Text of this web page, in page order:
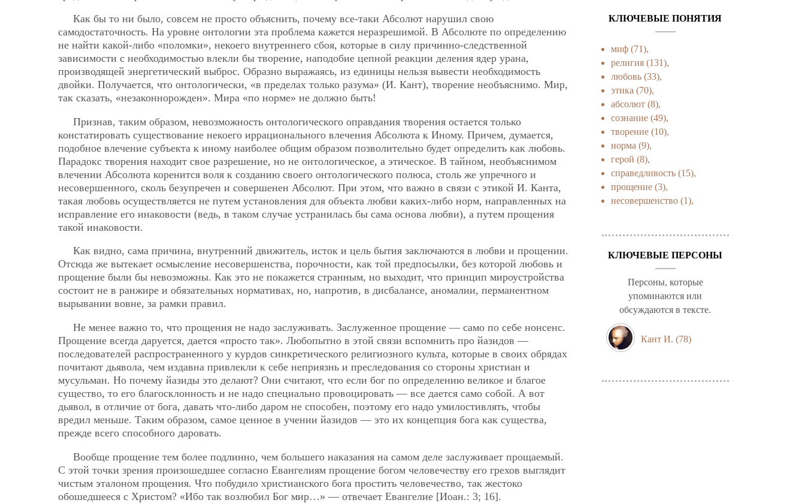
Как бы то ни было, совсем не просто объяснить, почему все-таки Абсолют нарушил свою
самодостаточность. На уровне онтологии эта проблема кажется неразрешимой. В Абсолюте по определению
не найти какой-либо «поломки», некоего внутреннего сбоя, которые в силу причинно-следственной
зависимости с необходимостью влекли бы творение, наподобие цепной реакции деления ядер урана,
производящей энергетический выброс. Образно выражаясь, из единицы нельзя вывести необходимость
двойки. Получается, что онтологически, «в пределах только разума» (И. Кант), творение необъяснимо. Мир,
так сказать, «незаконнорожден». Мира «по норме» не должно быть!
Признав, таким образом, невозможность онтологического оправдания творения остается только
констатировать существование некоего иррационального влечения Абсолюта к Иному. Причем, думается,
подобное влечение субъекта к иному наиболее общим образом позволительно будет определить как любовь.
Парадокс творения находит свое разрешение, но не онтологическое, а этическое. В тайном, необъяснимом
влечении Абсолюта коренится воля к созданию своего онтологического полюса, столь же упречного и
несовершенного, сколь безупречен и совершенен Абсолют. При этом, что важно в связи с этикой И. Канта,
такая любовь осуществляется не путем установления для объекта любви каких-либо норм, направленных на
исправление его инаковости (ведь, в таком случае устранилась бы сама основа любви), а путем прощения
такой инаковости.
Как видно, сама причина, внутренний движитель, исток и цель бытия заключаются в любви и прощении.
Отсюда же вытекает осмысление несовершенства, порочности, как той предпосылки, без которой любовь и
прощение были бы невозможны. Как это не покажется странным, но выходит, что принцип мироустройства
состоит не в ранжире и обязательных нормативах, но, напротив, в дисбалансе, аномалии, перманентном
вырывании вовне, за рамки правил.
Не менее важно то, что прощения не надо заслуживать. Заслуженное прощение — само по себе нонсенс.
Прощение всегда даруется, дается «просто так». Любопытно в этой связи вспомнить про йазидов —
последователей распространенного у курдов синкретического религиозного культа, которые в своих обрядах
почитают дьявола, чем издавна привлекли к себе неприязнь и преследования со стороны христиан и
мусульман. Но почему йазиды это делают? Они считают, что если бог по определению великое и благое
существо, то его благосклонность и не надо специально провоцировать — все дается само собой. А вот
дьявол, в отличие от бога, давать что-либо даром не способен, поэтому его надо умилостивлять, чтобы
вредил меньше. Таким образом, самое ценное в учении йазидов — это их концепция бога как существа,
прежде всего способного даровать.
Вообще прощение тем более подлинно, чем большего наказания на самом деле заслуживает прощаемый.
С этой точки зрения произошедшее согласно Евангелиям прощение богом человечеству его грехов выглядит
чистым эталоном прощения. Что побудило христианского бога простить человечество, так жестоко
обошедшееся с Христом? «Ибо так возлюбил Бог мир…» — отвечает Евангелие [Иоан.: 3; 16].
КЛЮЧЕВЫЕ ПОНЯТИЯ
миф (71),
религия (131),
любовь (33),
этика (70),
абсолют (8),
сознание (49),
творение (10),
норма (9),
герой (8),
справедливость (15),
прощение (3),
несовершенство (1),
КЛЮЧЕВЫЕ ПЕРСОНЫ
Персоны, которые
упоминаются или
обсуждаются в тексте.
Кант И. (78)